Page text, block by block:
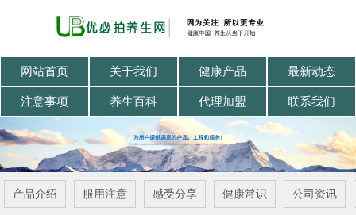
网站首页 关于我们 健康产品 最新动态
注意事项 养生百科 代理加盟 联系我们
产品介绍 服用注意 感受分享 健康常识 公司资讯